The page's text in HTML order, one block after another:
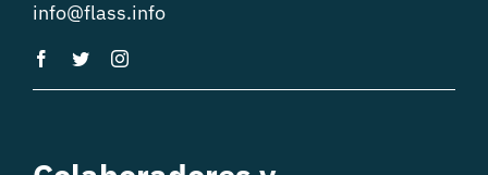
info@flass.info